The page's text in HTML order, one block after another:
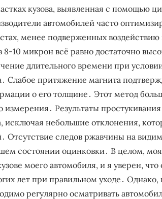
кузова, выявленная с помощью
автомобилей часто
менее подверженных
10 микрон всё равно достаточно
длительного времени при
Слабое притяжение магнита
о его толщине․ Этот метод
измерения․ Результаты
исключая небольшие отклонения,
Отсутствие следов ржавчины на
состоянии оцинковки․ В целом,
моего автомобиля, и я уверен,
лет при правильном уходе․ Однако,
регулярно осматривать